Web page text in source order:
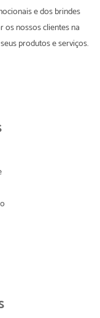
e dos brindes
os nossos clientes na
produtos e serviços.